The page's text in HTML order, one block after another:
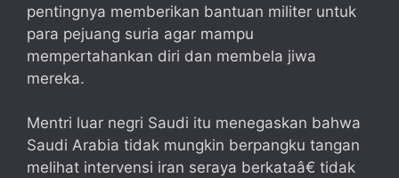
pentingnya memberikan bantuan militer untuk
para pejuang suria agar mampu
mempertahankan diri dan membela jiwa
mereka.
Mentri luar negri Saudi itu menegaskan bahwa
Saudi Arabia tidak mungkin berpangku tangan
melihat intervensi iran seraya berkataâ€ tidak